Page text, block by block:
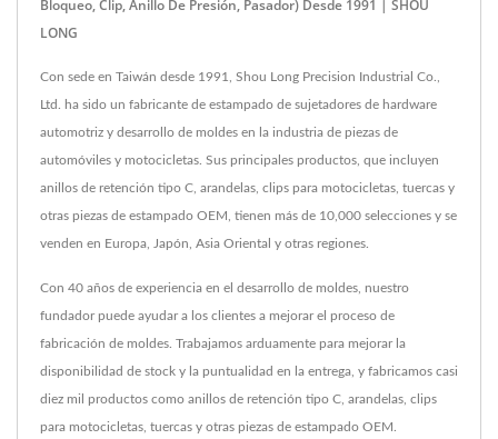
Bloqueo, Clip, Anillo De Presión, Pasador) Desde 1991 | SHOU
LONG
Con sede en Taiwán desde 1991, Shou Long Precision Industrial Co.,
Ltd. ha sido un fabricante de estampado de sujetadores de hardware
automotriz y desarrollo de moldes en la industria de piezas de
automóviles y motocicletas. Sus principales productos, que incluyen
anillos de retención tipo C, arandelas, clips para motocicletas, tuercas y
otras piezas de estampado OEM, tienen más de 10,000 selecciones y se
venden en Europa, Japón, Asia Oriental y otras regiones.
Con 40 años de experiencia en el desarrollo de moldes, nuestro
fundador puede ayudar a los clientes a mejorar el proceso de
fabricación de moldes. Trabajamos arduamente para mejorar la
disponibilidad de stock y la puntualidad en la entrega, y fabricamos casi
diez mil productos como anillos de retención tipo C, arandelas, clips
para motocicletas, tuercas y otras piezas de estampado OEM.